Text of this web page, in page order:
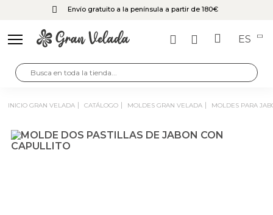
Envío gratuito a la península a partir de 180€
ES
INICIO GRAN VELADA CATÁLOGO MOLDES GRAN VELADA MOLDES PARA